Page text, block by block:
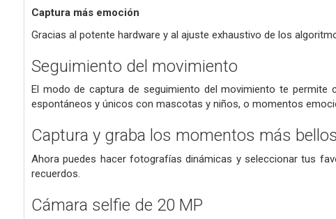
Captura más emoción
Gracias al potente hardware y al ajuste exhaustivo de los
Seguimiento del movimiento
El modo de captura de seguimiento del movimiento te
espontáneos y únicos con mascotas y niños, o momentos
Captura y graba los momentos más
Ahora puedes hacer fotografías dinámicas y seleccionar tus
recuerdos.
Cámara selfie de 20 MP